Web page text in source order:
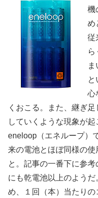
機
め
従
ら
と
心
くおこる。また、継ぎ
していくような現象が起
eneloop（エネループ）
来の電池とほぼ同様の使
と。記事の一番下に参
にも乾電池以上のよう
め、１回（本）当たりの